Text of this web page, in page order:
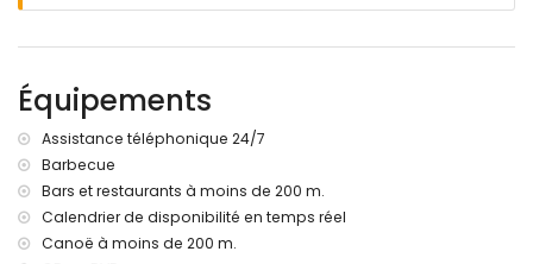
villa)
mètres de la villa)
port le plus proche : Nou Fontana, Jávea (à moins de 200
mètres de la villa)
aéroport le plus proche : Alicante (à moins de 100
kilomètres de la villa)
deuxième aéroport le plus proche : Valence (> 100
kilomètres)
Équipements
Assistance téléphonique 24/7
Barbecue
Bars et restaurants à moins de 200 m.
Calendrier de disponibilité en temps réel
Canoë à moins de 200 m.